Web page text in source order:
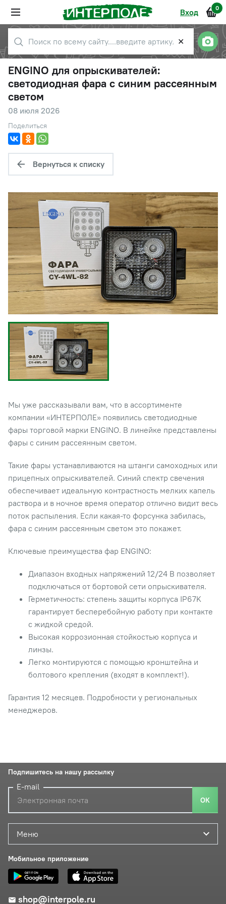
Вход 0
✕
ENGINO для опрыскивателей:
светодиодная фара с синим рассеянным
светом
08 июля 2026
Мы уже рассказывали вам, что в ассортименте
компании «ИНТЕРПОЛЕ» появились светодиодные
фары торговой марки ENGINO. В линейке представлены
фары с синим рассеянным светом.
Такие фары устанавливаются на штанги самоходных или
прицепных опрыскивателей. Синий спектр свечения
обеспечивает идеальную контрастность мелких капель
раствора и в ночное время оператор отлично видит весь
поток распыления. Если какая-то форсунка забилась,
фара с синим рассеянным светом это покажет.
Ключевые преимущества фар ENGINO:
Диапазон входных напряжений 12/24 В позволяет
подключаться от бортовой сети опрыскивателя.
Герметичность: степень защиты корпуса IP67K
гарантирует бесперебойную работу при контакте
с жидкой средой.
Высокая коррозионная стойкостью корпуса и
линзы.
Легко монтируются с помощью кронштейна и
болтового крепления (входят в комплект!).
Гарантия 12 месяцев. Подробности у региональных
менеджеров.
Поделиться
Вернуться к списку
Меню
Мобильное приложение
shop@interpole.ru
Подпишитесь на нашу рассылку
E-mail
ОК